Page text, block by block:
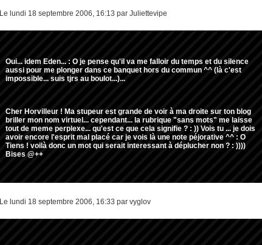
Le lundi 18 septembre 2006, 16:13 par Juliettevipe
Oui... idem Eden... : O je pense qu'il va me falloir du temps et du silence
aussi pour me plonger dans ce banquet hors du commun ^^ (là c'est
impossible... suis tjrs au boulot...)...
Cher Horvilleur ! Ma stupeur est grande de voir à ma droite sur ton blog
briller mon nom virtuel... cependant... la rubrique "sans mots" me laisse
tout de meme perplexe... qu'est ce que cela signifie ? : )) Vois tu ... je dois
avoir encore l'esprit mal placé car je vois là une note péjorative ^^ : O
Tiens ! voilà donc un mot qui serait interessant à déplucher non ? : ))))
Bises @++
Le lundi 18 septembre 2006, 16:33 par vyglov